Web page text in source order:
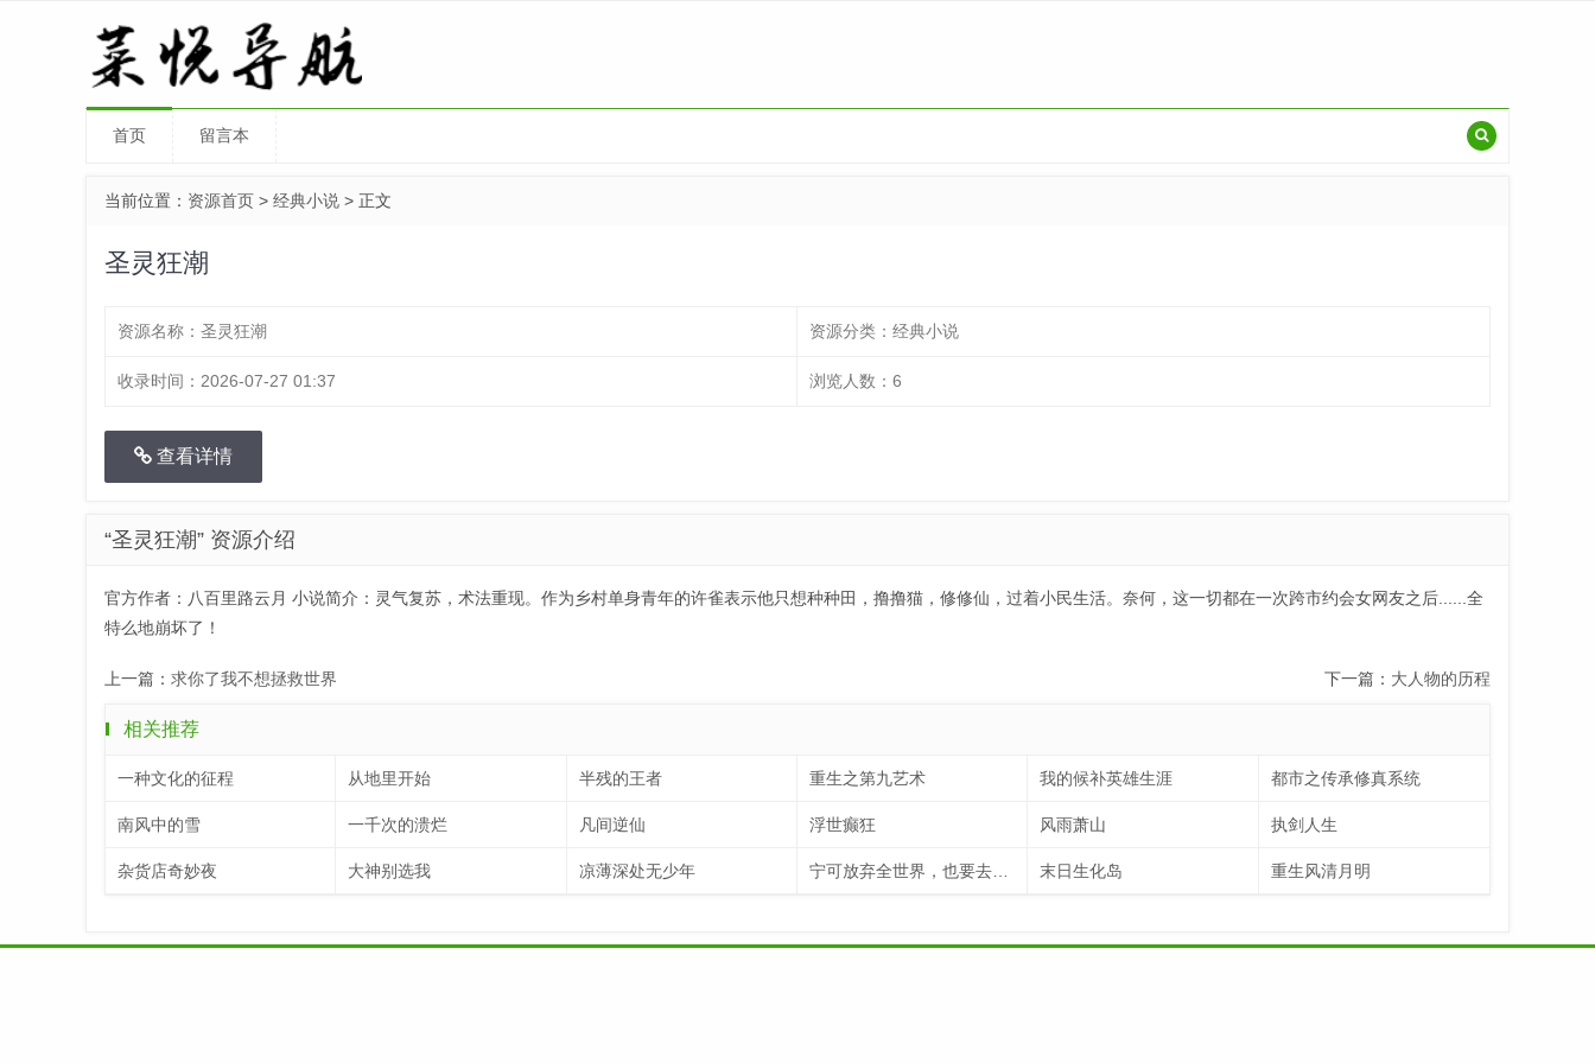
首页 留言本
当前位置： 资源首页 > 经典小说 > 正文
圣灵狂潮
资源名称： 圣灵狂潮 资源分类： 经典小说
收录时间： 2026-07-27 01:37 浏览人数： 6
查看详情
“圣灵狂潮” 资源介绍
官方作者：八百里路云月 小说简介：灵气复苏，术法重现。作为乡村单身青年的许雀表示他只想种种田，撸撸猫，修修仙，过着小民生活。奈何，这一切都在一次跨市约会女网友之后......全
特么地崩坏了！
上一篇： 求你了我不想拯救世界 下一篇： 大人物的历程
相关推荐
一种文化的征程 从地里开始 半残的王者 重生之第九艺术 我的候补英雄生涯 都市之传承修真系统
南风中的雪 一千次的溃烂 凡间逆仙 浮世癫狂 风雨萧山 执剑人生
杂货店奇妙夜 大神别选我 凉薄深处无少年 宁可放弃全世界，也要去爱你 末日生化岛 重生风清月明